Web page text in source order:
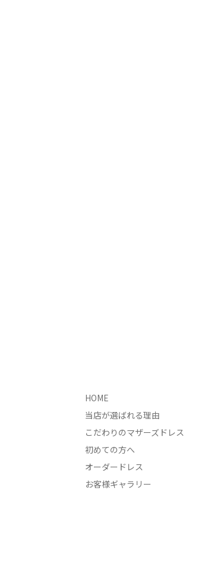
HOME
当店が選ばれる理由
こだわりのマザーズドレス
初めての方へ
オーダードレス
お客様ギャラリー